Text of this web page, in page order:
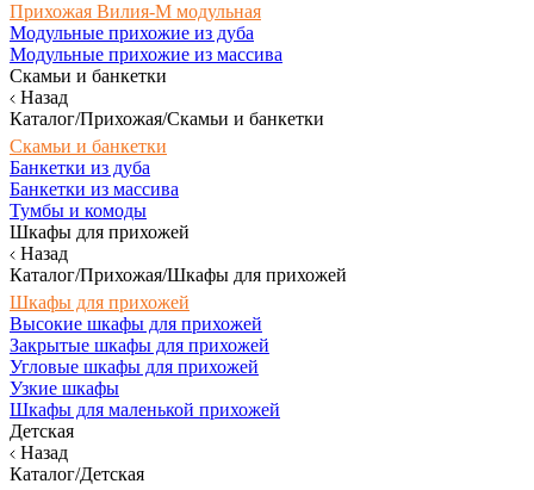
Прихожая Вилия-М модульная
Модульные прихожие из дуба
Модульные прихожие из массива
Скамьи и банкетки
Назад
Каталог/Прихожая/Скамьи и банкетки
Скамьи и банкетки
Банкетки из дуба
Банкетки из массива
Тумбы и комоды
Шкафы для прихожей
Назад
Каталог/Прихожая/Шкафы для прихожей
Шкафы для прихожей
Высокие шкафы для прихожей
Закрытые шкафы для прихожей
Угловые шкафы для прихожей
Узкие шкафы
Шкафы для маленькой прихожей
Детская
Назад
Каталог/Детская